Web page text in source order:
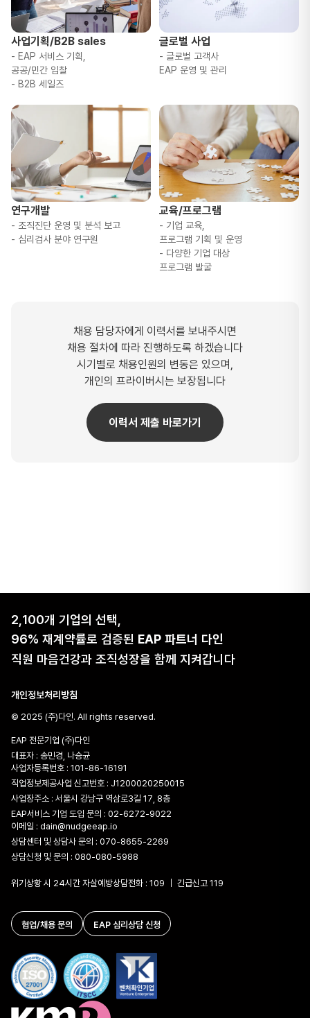
사업기획/B2B sales
- EAP 서비스 기획,
공공/민간 입찰
- B2B 세일즈
글로벌 사업
- 글로벌 고객사
EAP 운영 및 관리
연구개발
- 조직진단 운영 및 분석 보고
- 심리검사 분야 연구원
교육/프로그램
- 기업 교육,
프로그램 기획 및 운영
- 다양한 기업 대상
프로그램 발굴
채용 담당자에게 이력서를 보내주시면
채용 절차에 따라 진행하도록 하겠습니다
시기별로 채용인원의 변동은 있으며,
개인의 프라이버시는 보장됩니다
이력서 제출 바로가기
2,100개 기업의 선택,
96% 재계약률로 검증된 EAP 파트너 다인
직원 마음건강과 조직성장을 함께 지켜갑니다
개인정보처리방침
© 2025 (주)다인. All rights reserved.
EAP 전문기업 (주)다인
대표자 : 송민경, 나승균
사업자등록번호 : 101-86-16191
직업정보제공사업 신고번호 : J1200020250015
사업장주소 : 서울시 강남구 역삼로3길 17, 8층
EAP서비스 기업 도입 문의 : 02-6272-9022
이메일 : dain@nudgeeap.io
상담센터 및 상담사 문의 : 070-8655-2269
상담신청 및 문의 : 080-080-5988
위기상황 시 24시간 자살예방상담전화 : 109 ｜ 긴급신고 119
협업/채용 문의 EAP 심리상담 신청